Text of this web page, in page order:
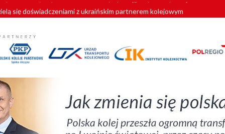
się doświadczeniami z ukraińskim partnerem kolejowym
Vectrony na 230 km/h
pociągi od PESA. Sześć nowoczesnych ELF-ów wyjedzie na tory w
180 nowych pracowników drużyn pociągowych od początku roku